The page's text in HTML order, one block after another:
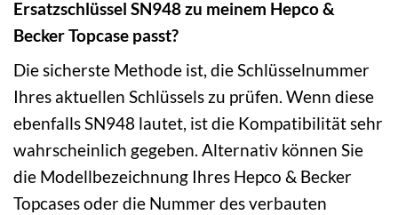
Ersatzschlüssel SN948 zu meinem Hepco &
Becker Topcase passt?
Die sicherste Methode ist, die Schlüsselnummer
Ihres aktuellen Schlüssels zu prüfen. Wenn diese
ebenfalls SN948 lautet, ist die Kompatibilität sehr
wahrscheinlich gegeben. Alternativ können Sie
die Modellbezeichnung Ihres Hepco & Becker
Topcases oder die Nummer des verbauten